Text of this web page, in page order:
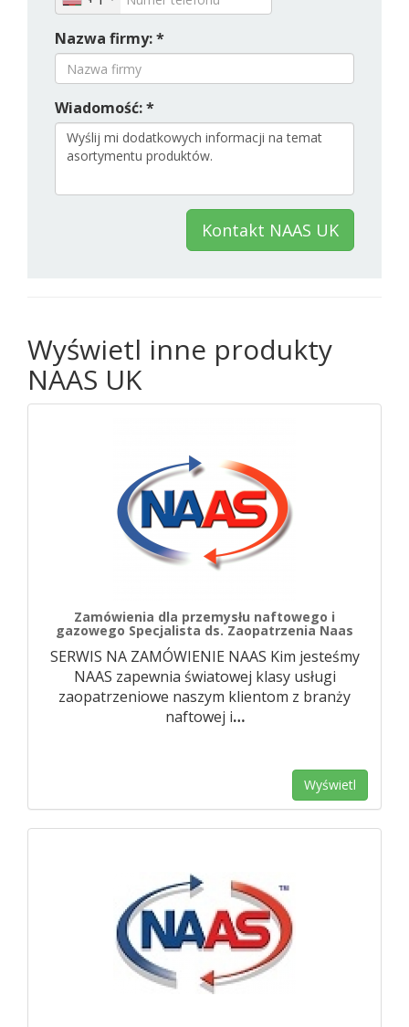
Nazwa firmy: *
Wiadomość: *
Kontakt NAAS UK
Wyświetl inne produkty
NAAS UK
Zamówienia dla przemysłu naftowego i
gazowego Specjalista ds. Zaopatrzenia Naas
SERWIS NA ZAMÓWIENIE NAAS Kim jesteśmy
NAAS zapewnia światowej klasy usługi
zaopatrzeniowe naszym klientom z branży
naftowej i…
Wyświetl